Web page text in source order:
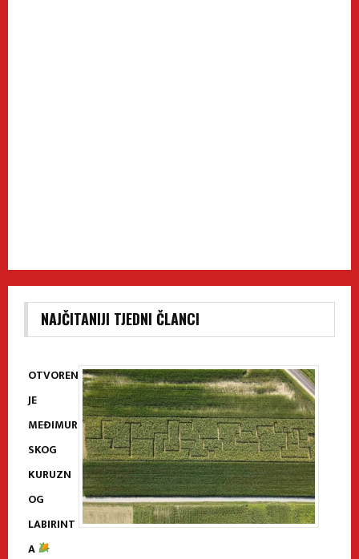
NAJČITANIJI TJEDNI ČLANCI
OTVOREN
JE
MEĐIMUR
SKOG
KURUZN
OG
LABIRINT
A